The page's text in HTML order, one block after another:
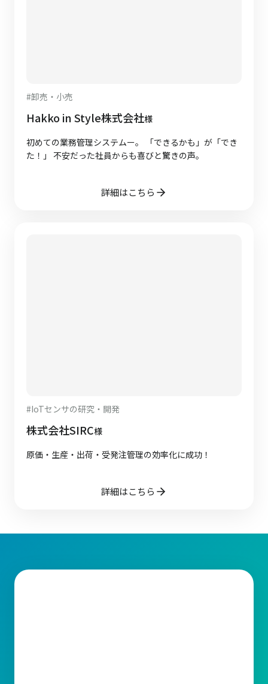
#卸売・小売
Hakko in Style株式会社様
初めての業務管理システムー。 「できるかも」が「でき
た！」 不安だった社員からも喜びと驚きの声。
詳細はこちら
#IoTセンサの研究・開発
株式会社SIRC様
原価・生産・出荷・受発注管理の効率化に成功！
詳細はこちら